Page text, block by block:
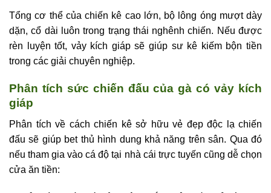
Tổng cơ thể của chiến kê cao lớn, bộ lông óng mượt dày
dặn, cổ dài luôn trong trạng thái nghênh chiến. Nếu được
rèn luyện tốt, vảy kích giáp sẽ giúp sư kê kiếm bộn tiền
trong các giải chuyên nghiệp.
Phân tích sức chiến đấu của gà có vảy kích
giáp
Phân tích về cách chiến kê sở hữu vẻ đẹp độc lạ chiến
đấu sẽ giúp bet thủ hình dung khả năng trên sân. Qua đó
nếu tham gia vào cá độ tại nhà cái trực tuyến cũng dễ chọn
cửa ăn tiền: